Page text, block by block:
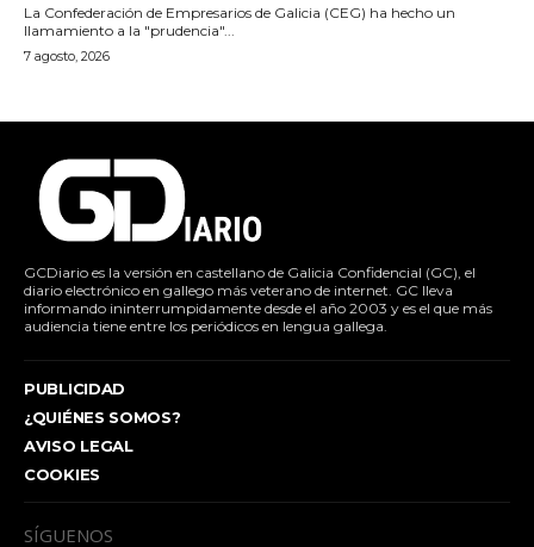
La Confederación de Empresarios de Galicia (CEG) ha hecho un
llamamiento a la "prudencia"...
7 agosto, 2026
GCDiario es la versión en castellano de Galicia Confidencial (GC), el
diario electrónico en gallego más veterano de internet. GC lleva
informando ininterrumpidamente desde el año 2003 y es el que más
audiencia tiene entre los periódicos en lengua gallega.
PUBLICIDAD
¿QUIÉNES SOMOS?
AVISO LEGAL
COOKIES
SÍGUENOS